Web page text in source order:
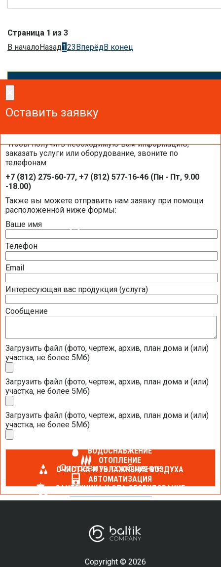
Страница 1 из 3
В началоНазад123ВперёдВ конец
Оставить заявку
Отправить запрос на подбор
Оставить заявку
Чтобы получить необходимую вам информацию,
заказать услуги или оборудование, звоните по
телефонам:
+7 (812) 275-60-77, +7 (812) 577-16-46 (Пн - Пт, 9.00
-18.00)
Также вы можете отправить нам заявку при помощи
расположенной ниже формы:
Ваше имя
Телефон
Email
Интересующая вас продукция (услуга)
Сообщение
Загрузить файл (фото, чертеж, архив, план дома и (или)
участка, не более 5Мб)
Загрузить файл (фото, чертеж, архив, план дома и (или)
участка, не более 5Мб)
Загрузить файл (фото, чертеж, архив, план дома и (или)
участка, не более 5Мб)
Оставить заявку
ГЕОТЕРМАЛЬНЫЕ ТЕПЛОВЫЕ НАСОСЫ
ГЕОТЕРМАЛЬНЫЕ ТЕПЛОВЫЕ НАСОСЫ NIBE
Аксессуары и дополнительное оборудование для тепловых насосов
NIBE 1145 / 1245
ГЕОТЕРМАЛЬНЫЕ ТЕПЛОВЫЕ НАСОСЫ DAIKIN
ГЕОТЕРМАЛЬНЫЕ ТЕПЛОВЫЕ НАСОСЫ DE DIETRICH
КОНДИЦИОНИРОВАНИЕ
ВОДОСНАБЖЕНИЕ
ОТОПЛЕНИЕ
ОЧИСТКА И УВЛАЖНЕНИЕ ВОЗДУХА
АВТОМАТИЗАЦИЯ
САНТЕХНИКА И СПА ОБОРУДОВАНИЕ
Copyright © 2026